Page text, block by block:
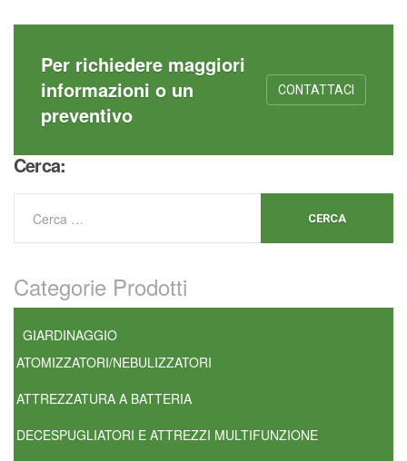
Per richiedere maggiori
informazioni o un
preventivo
CONTATTACI
Cerca:
Categorie Prodotti
GIARDINAGGIO
ATOMIZZATORI/NEBULIZZATORI
ATTREZZATURA A BATTERIA
DECESPUGLIATORI E ATTREZZI MULTIFUNZIONE